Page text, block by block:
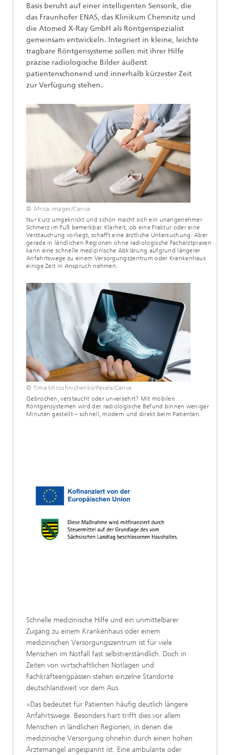
Basis beruht auf einer intelligenten Sensorik, die
das Fraunhofer ENAS, das Klinikum Chemnitz und
die Atomed X-Ray GmbH als Röntgenspezialist
gemeinsam entwickeln. Integriert in kleine, leichte
tragbare Röntgensysteme sollen mit ihrer Hilfe
präzise radiologische Bilder äußerst
patientenschonend und innerhalb kürzester Zeit
zur Verfügung stehen.
© Africa images/Canva
Nur kurz umgeknickt und schon macht sich ein unangenehmer
Schmerz im Fuß bemerkbar. Klarheit, ob eine Fraktur oder eine
Verstauchung vorliegt, schafft eine ärztliche Untersuchung. Aber
gerade in ländlichen Regionen ohne radiologische Facharztpraxen
kann eine schnelle medizinische Abklärung aufgrund längerer
Anfahrtswege zu einem Versorgungszentrum oder Krankenhaus
einige Zeit in Anspruch nehmen.
© Tima Miroshnichenko/Pexels/Canva
Gebrochen, verstaucht oder unversehrt? Mit mobilen
Röntgensystemen wird der radiologische Befund binnen weniger
Minuten gestellt – schnell, modern und direkt beim Patienten.
Schnelle medizinische Hilfe und ein unmittelbarer
Zugang zu einem Krankenhaus oder einem
medizinischen Versorgungszentrum ist für viele
Menschen im Notfall fast selbstverständlich. Doch in
Zeiten von wirtschaftlichen Notlagen und
Fachkräfteengpässen stehen einzelne Standorte
deutschlandweit vor dem Aus.
»Das bedeutet für Patienten häufig deutlich längere
Anfahrtswege. Besonders hart trifft dies vor allem
Menschen in ländlichen Regionen, in denen die
medizinische Versorgung ohnehin durch einen hohen
Ärztemangel angespannt ist. Eine ambulante oder